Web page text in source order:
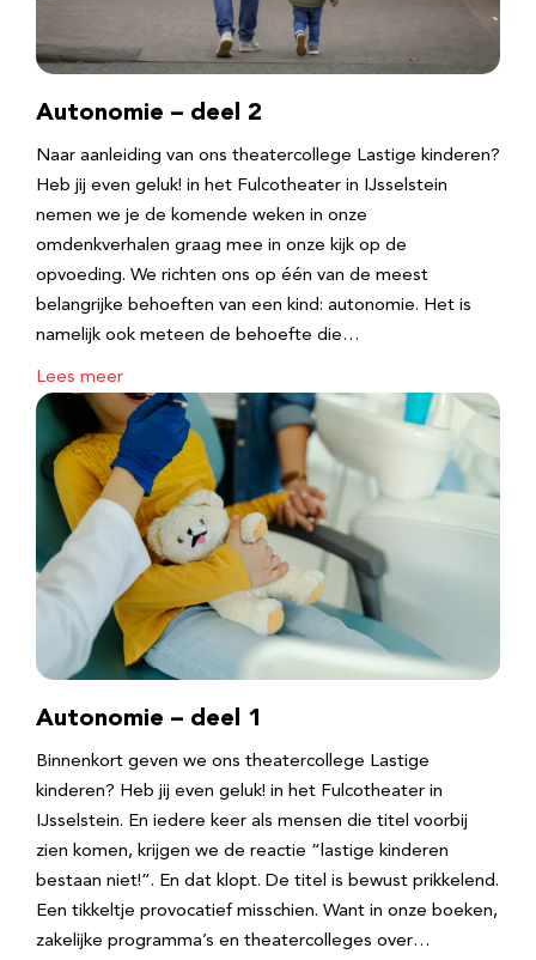
Autonomie – deel 2
Naar aanleiding van ons theatercollege Lastige kinderen?
Heb jij even geluk! in het Fulcotheater in IJsselstein
nemen we je de komende weken in onze
omdenkverhalen graag mee in onze kijk op de
opvoeding. We richten ons op één van de meest
belangrijke behoeften van een kind: autonomie. Het is
namelijk ook meteen de behoefte die…
Lees meer
Autonomie – deel 1
Binnenkort geven we ons theatercollege Lastige
kinderen? Heb jij even geluk! in het Fulcotheater in
IJsselstein. En iedere keer als mensen die titel voorbij
zien komen, krijgen we de reactie “lastige kinderen
bestaan niet!”. En dat klopt. De titel is bewust prikkelend.
Een tikkeltje provocatief misschien. Want in onze boeken,
zakelijke programma’s en theatercolleges over…